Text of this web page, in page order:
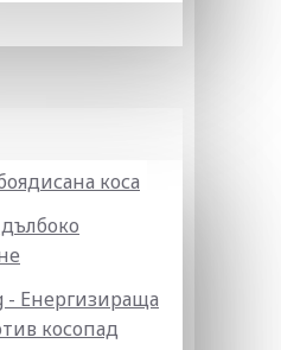
коса
- Енергизираща
косопад